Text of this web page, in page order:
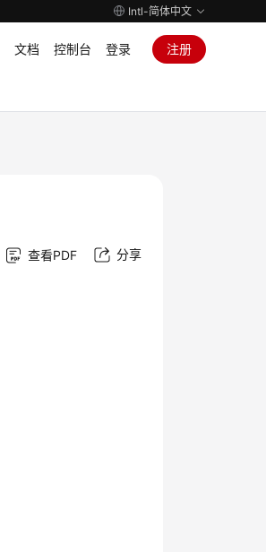
Intl-简体中文
文档 控制台 登录 注册
查看PDF 分享